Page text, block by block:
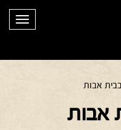
תפריט
בבית אבות
אבות